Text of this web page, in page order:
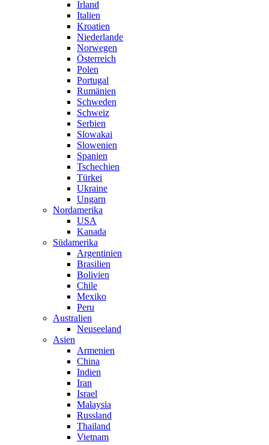
Irland
Italien
Kroatien
Niederlande
Norwegen
Österreich
Polen
Portugal
Rumänien
Schweden
Schweiz
Serbien
Slowakai
Slowenien
Spanien
Tschechien
Türkei
Ukraine
Ungarn
Nordamerika
USA
Kanada
Südamerika
Argentinien
Brasilien
Bolivien
Chile
Mexiko
Peru
Australien
Neuseeland
Asien
Armenien
China
Indien
Iran
Israel
Malaysia
Russland
Thailand
Vietnam